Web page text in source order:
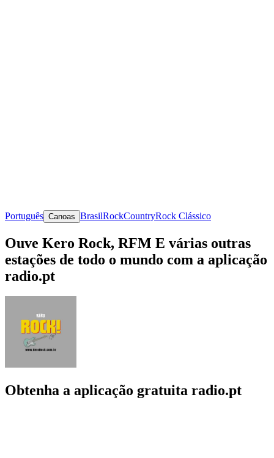
Português Canoas BrasilRockCountryRock Clássico
Ouve Kero Rock, RFM E várias outras
estações de todo o mundo com a aplicação
radio.pt
Obtenha a aplicação gratuita radio.pt